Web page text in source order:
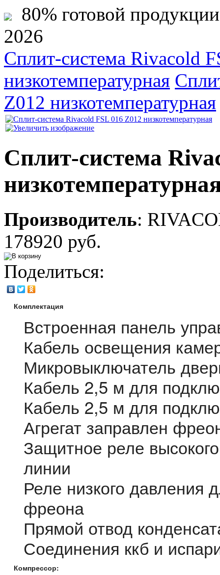
80% готовой
2026
Сплит-система Rivacold
низкотемпературная
Z012 низкотемпературная
Сплит-система
Производитель:
178920 руб.
Поделиться:
Комплектация
Встроенная панель
Кабель освещения
Микровыключатель
Кабель 2,5 м для
Кабель 2,5 м для
Агрегат заправлен
Защитное реле
линии
Реле низкого давления
фреона
Прямой отвод
Соединения ккб и
Компрессор: